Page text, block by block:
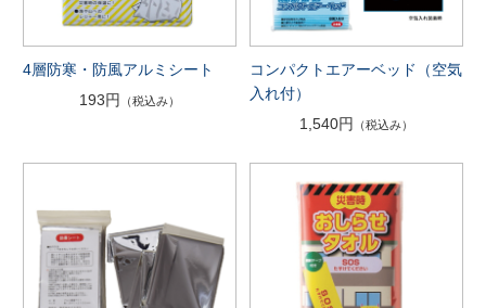
4層防寒・防風アルミシート
193円
（税込み）
コンパクトエアーベッド（空気
入れ付）
1,540円
（税込み）